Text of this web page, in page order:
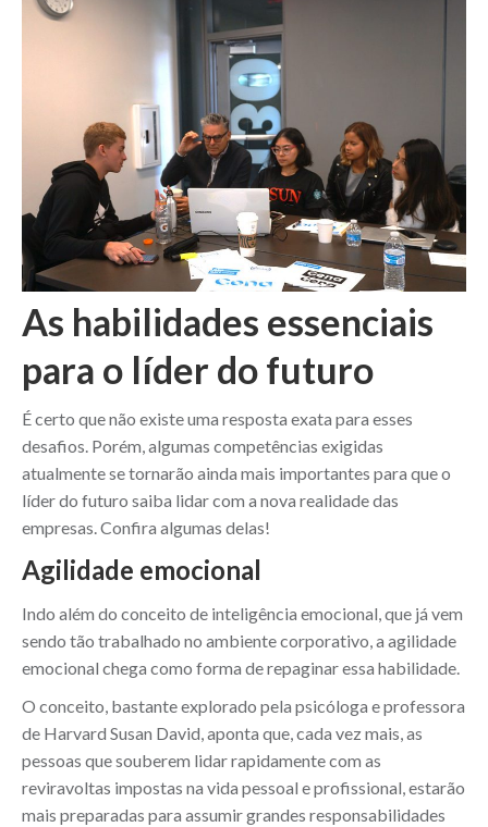
As habilidades essenciais
para o líder do futuro
É certo que não existe uma resposta exata para esses
desafios. Porém, algumas competências exigidas
atualmente se tornarão ainda mais importantes para que o
líder do futuro saiba lidar com a nova realidade das
empresas. Confira algumas delas!
Agilidade emocional
Indo além do conceito de inteligência emocional, que já vem
sendo tão trabalhado no ambiente corporativo, a agilidade
emocional chega como forma de repaginar essa habilidade.
O conceito, bastante explorado pela psicóloga e professora
de Harvard Susan David, aponta que, cada vez mais, as
pessoas que souberem lidar rapidamente com as
reviravoltas impostas na vida pessoal e profissional, estarão
mais preparadas para assumir grandes responsabilidades